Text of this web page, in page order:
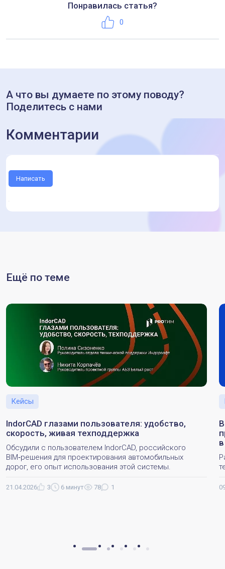
+7 (495) 221-50-56
Понравилась статья?
Нравится
0
А что вы думаете по этому поводу?
Поделитесь с нами
Комментарии
Написать
Ещё по теме
Кейсы
IndorCAD глазами пользователя: удобство,
скорость, живая техподдержка
Обсудили с пользователем IndorCAD, российского
BIM‑решения для проектирования автомобильных
дорог, его опыт использования этой системы.
21.04.2026 3 6 минут 78 1